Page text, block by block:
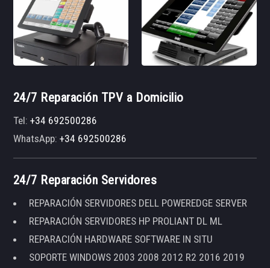
24/7 Reparación TPV a Domicilio
Tel:+34 692500286
WhatsApp:+34 692500286
24/7 Reparación Servidores
REPARACIÓN SERVIDORES DELL POWEREDGE SERVER
REPARACIÓN SERVIDORES HP PROLIANT DL ML
REPARACIÓN HARDWARE SOFTWARE IN SITU
SOPORTE WINDOWS 2003 2008 2012 R2 2016 2019